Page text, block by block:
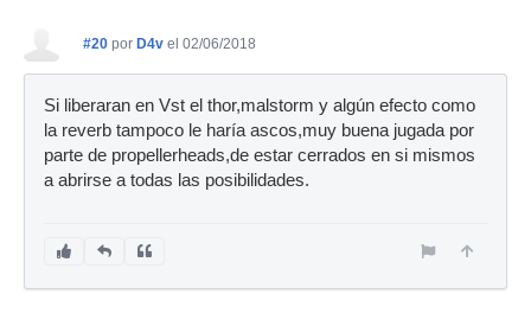
#20 por D4v el 02/06/2018
Si liberaran en Vst el thor,malstorm y algún efecto como
la reverb tampoco le haría ascos,muy buena jugada por
parte de propellerheads,de estar cerrados en si mismos
a abrirse a todas las posibilidades.